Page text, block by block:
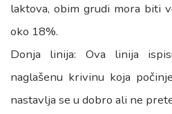
laktova, obim grudi mora biti
oko 18%.
Donja linija: Ova linija
naglašenu krivinu koja
nastavlja se u dobro ali ne